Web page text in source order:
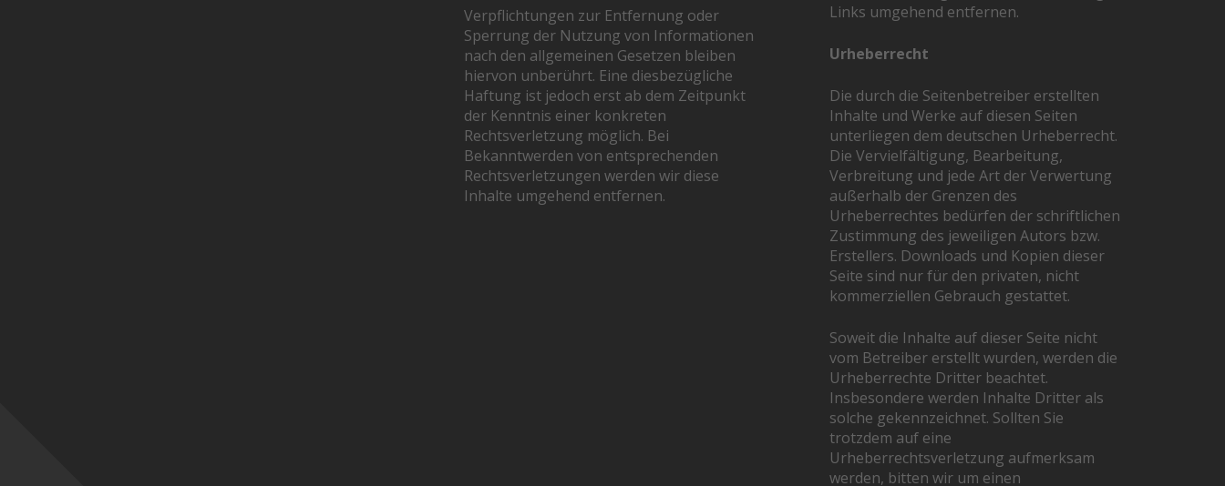
Verpflichtungen zur Entfernung oder
Sperrung der Nutzung von Informationen
nach den allgemeinen Gesetzen bleiben
hiervon unberührt. Eine diesbezügliche
Haftung ist jedoch erst ab dem Zeitpunkt
der Kenntnis einer konkreten
Rechtsverletzung möglich. Bei
Bekanntwerden von entsprechenden
Rechtsverletzungen werden wir diese
Inhalte umgehend entfernen.
Links umgehend entfernen.
Urheberrecht
Die durch die Seitenbetreiber erstellten
Inhalte und Werke auf diesen Seiten
unterliegen dem deutschen Urheberrecht.
Die Vervielfältigung, Bearbeitung,
Verbreitung und jede Art der Verwertung
außerhalb der Grenzen des
Urheberrechtes bedürfen der schriftlichen
Zustimmung des jeweiligen Autors bzw.
Erstellers. Downloads und Kopien dieser
Seite sind nur für den privaten, nicht
kommerziellen Gebrauch gestattet.
Soweit die Inhalte auf dieser Seite nicht
vom Betreiber erstellt wurden, werden die
Urheberrechte Dritter beachtet.
Insbesondere werden Inhalte Dritter als
solche gekennzeichnet. Sollten Sie
trotzdem auf eine
Urheberrechtsverletzung aufmerksam
werden, bitten wir um einen